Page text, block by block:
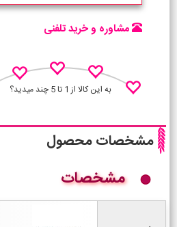
مشاوره و خرید تلفنی
به این کالا از 1 تا 5 چند میدید؟
مشخصات محصول
مشخصات